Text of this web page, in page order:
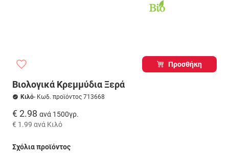
Προσθήκη
Βιολογικά Κρεμμύδια Ξερά
Κιλό- Κωδ. προϊόντος 713668
€ 2.98 ανά 1500γρ.
€ 1.99 ανά Κιλό
Σχόλια προϊόντος